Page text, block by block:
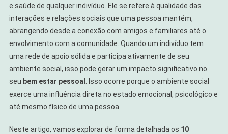
Social,
10
Benefícios
Para
O
Seu
Bem
Pessoal
e saúde de qualquer indivíduo. Ele se refere à qualidade das
interações e relações sociais que uma pessoa mantém,
abrangendo desde a conexão com amigos e familiares até o
envolvimento com a comunidade. Quando um indivíduo tem
uma rede de apoio sólida e participa ativamente de seu
ambiente social, isso pode gerar um impacto significativo no
seu bem estar pessoal
. Isso ocorre porque o ambiente social
exerce uma influência direta no estado emocional, psicológico e
até mesmo físico de uma pessoa.
Neste artigo, vamos explorar de forma detalhada os 10